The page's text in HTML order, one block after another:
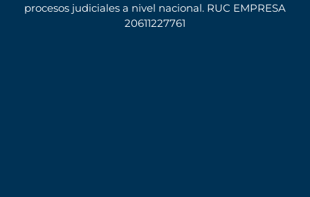
procesos judiciales a nivel nacional. RUC EMPRESA
20611227761